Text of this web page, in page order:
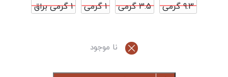
9.3 گرمی
3.5 گرمی 1 گرمی 1 گرمی براق
نا موجود